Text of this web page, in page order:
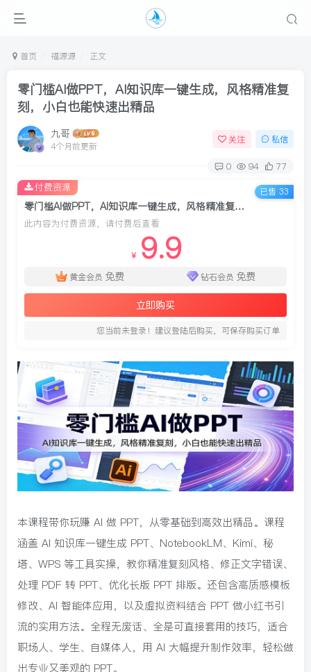
首页 福源源 正文
零门槛AI做PPT，AI知识库一键生成，风格精准复
刻，小白也能快速出精品
九哥
4个月前更新
关注 私信
0 94 77
零门槛AI做PPT，AI知识库一键生成，风格精准复刻，小白也能快速出精品
此内容为付费资源，请付费后查看
￥ 9.9
黄金会员 免费 钻石会员 免费
立即购买
您当前未登录！建议登陆后购买，可保存购买订单
付费资源 已售 33
本课程带你玩赚 AI 做 PPT，从零基础到高效出精品。课程
涵盖 AI 知识库一键生成 PPT、NotebookLM、Kimi、秘
塔、WPS 等工具实操，教你精准复刻风格、修正文字错误、
处理 PDF 转 PPT、优化长版 PPT 排版。还包含高质感模板
修改、AI 智能体应用，以及虚拟资料结合 PPT 做小红书引
流的实用方法。全程无废话、全是可直接套用的技巧，适合
职场人、学生、自媒体人，用 AI 大幅提升制作效率，轻松做
出专业又美观的 PPT。